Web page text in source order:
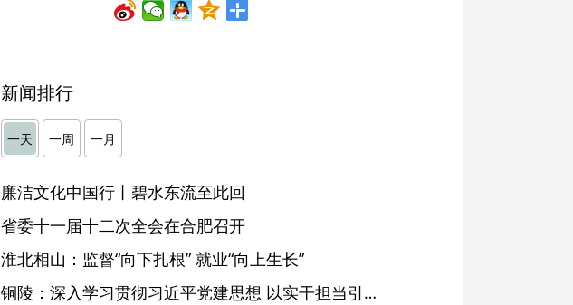
新闻排行
一天 一周 一月
廉洁文化中国行丨碧水东流至此回
省委十一届十二次全会在合肥召开
淮北相山：监督“向下扎根” 就业“向上生长”
铜陵：深入学习贯彻习近平党建思想 以实干担当引领纪检监察工作高质量发展